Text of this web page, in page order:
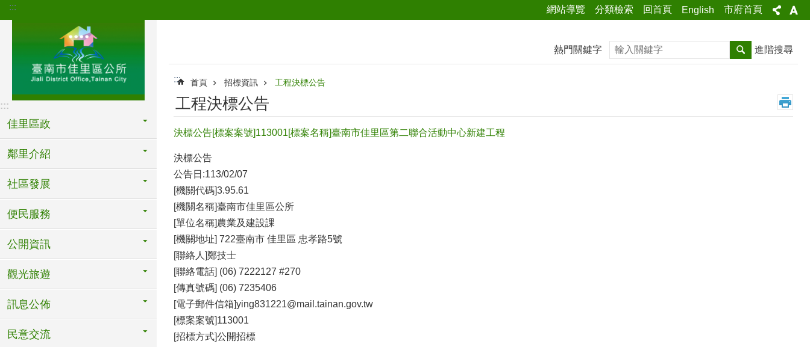
跳到主要內容區塊
::: 網站導覽 分類檢索 回首頁 English 市府首頁
:::
佳里區政
鄰里介紹
社區發展
便民服務
公開資訊
觀光旅遊
訊息公佈
民意交流
熱門關鍵字 搜尋 進階搜尋
::: 首頁 招標資訊 工程決標公告
工程決標公告
決標公告[標案案號]113001[標案名稱]臺南市佳里區第二聯合活動中心新建工程
決標公告
公告日:113/02/07
[機關代碼]3.95.61
[機關名稱]臺南市佳里區公所
[單位名稱]農業及建設課
[機關地址] 722臺南市 佳里區 忠孝路5號
[聯絡人]鄭技士
[聯絡電話] (06) 7222127 #270
[傳真號碼] (06) 7235406
[電子郵件信箱]ying831221@mail.tainan.gov.tw
[標案案號]113001
[招標方式]公開招標